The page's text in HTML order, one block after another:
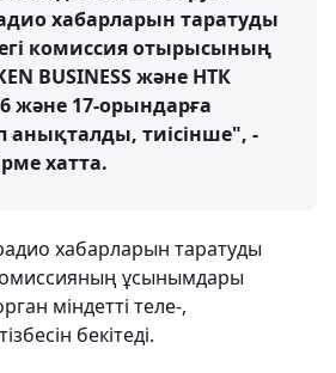
хабарларын таратуды
комиссия отырысының
BUSINESS және НТК
және 17-орындарға
анықталды, тиісінше", -
хатта.
хабарларын таратуды
ұсынымдары
міндетті теле-,
бекітеді.